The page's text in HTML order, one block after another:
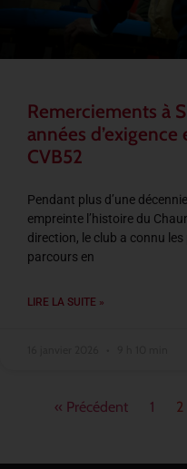
Remerciements à
années
CVB52
Pendant plus d’une
empreinte l’histoire du
direction, le club a connu
parcours en
LIRE LA SUITE »
« Précédent 1 2